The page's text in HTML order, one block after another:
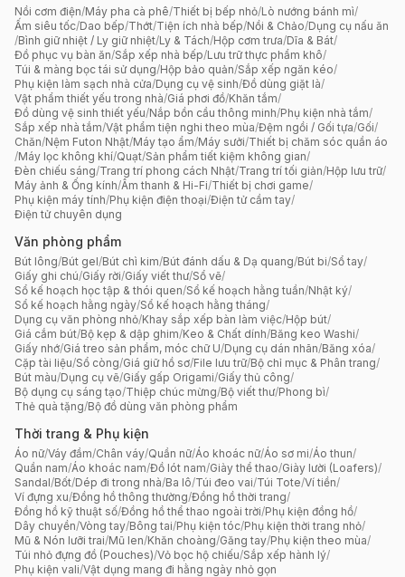
Nồi cơm điện/Máy pha cà phê/Thiết bị bếp nhỏ/Lò nướng bánh mì/
Ấm siêu tốc/Dao bếp/Thớt/Tiện ích nhà bếp/Nồi & Chảo/Dụng cụ nấu ăn
/Bình giữ nhiệt / Ly giữ nhiệt/Ly & Tách/Hộp cơm trưa/Dĩa & Bát/
Đồ phục vụ bàn ăn/Sắp xếp nhà bếp/Lưu trữ thực phẩm khô/
Túi & màng bọc tái sử dụng/Hộp bảo quản/Sắp xếp ngăn kéo/
Phụ kiện làm sạch nhà cửa/Dụng cụ vệ sinh/Đồ dùng giặt là/
Vật phẩm thiết yếu trong nhà/Giá phơi đồ/Khăn tắm/
Đồ dùng vệ sinh thiết yếu/Nắp bồn cầu thông minh/Phụ kiện nhà tắm/
Sắp xếp nhà tắm/Vật phẩm tiện nghi theo mùa/Đệm ngồi / Gối tựa/Gối/
Chăn/Nệm Futon Nhật/Máy tạo ẩm/Máy sưởi/Thiết bị chăm sóc quần áo
/Máy lọc không khí/Quạt/Sản phẩm tiết kiệm không gian/
Đèn chiếu sáng/Trang trí phong cách Nhật/Trang trí tối giản/Hộp lưu trữ/
Máy ảnh & Ống kính/Âm thanh & Hi-Fi/Thiết bị chơi game/
Phụ kiện máy tính/Phụ kiện điện thoại/Điện tử cầm tay/
Điện tử chuyên dụng
Văn phòng phẩm
Bút lông/Bút gel/Bút chì kim/Bút đánh dấu & Dạ quang/Bút bi/Sổ tay/
Giấy ghi chú/Giấy rời/Giấy viết thư/Sổ vẽ/
Sổ kế hoạch học tập & thói quen/Sổ kế hoạch hằng tuần/Nhật ký/
Sổ kế hoạch hằng ngày/Sổ kế hoạch hằng tháng/
Dụng cụ văn phòng nhỏ/Khay sắp xếp bàn làm việc/Hộp bút/
Giá cắm bút/Bộ kẹp & dập ghim/Keo & Chất dính/Băng keo Washi/
Giấy nhớ/Giá treo sản phẩm, móc chữ U/Dụng cụ dán nhãn/Băng xóa/
Cặp tài liệu/Sổ còng/Giá giữ hồ sơ/File lưu trữ/Bộ chỉ mục & Phân trang/
Bút màu/Dụng cụ vẽ/Giấy gấp Origami/Giấy thủ công/
Bộ dụng cụ sáng tạo/Thiệp chúc mừng/Bộ viết thư/Phong bì/
Thẻ quà tặng/Bộ đồ dùng văn phòng phẩm
Thời trang & Phụ kiện
Áo nữ/Váy đầm/Chân váy/Quần nữ/Áo khoác nữ/Áo sơ mi/Áo thun/
Quần nam/Áo khoác nam/Đồ lót nam/Giày thể thao/Giày lười (Loafers)/
Sandal/Bốt/Dép đi trong nhà/Ba lô/Túi đeo vai/Túi Tote/Ví tiền/
Ví đựng xu/Đồng hồ thông thường/Đồng hồ thời trang/
Đồng hồ kỹ thuật số/Đồng hồ thể thao ngoài trời/Phụ kiện đồng hồ/
Dây chuyền/Vòng tay/Bông tai/Phụ kiện tóc/Phụ kiện thời trang nhỏ/
Mũ & Nón lưỡi trai/Mũ len/Khăn choàng/Găng tay/Phụ kiện theo mùa/
Túi nhỏ đựng đồ (Pouches)/Vỏ bọc hộ chiếu/Sắp xếp hành lý/
Phụ kiện vali/Vật dụng mang đi hằng ngày nhỏ gọn